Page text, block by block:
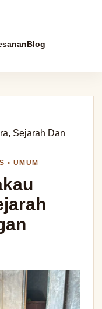
Blog
Sejarah Dan
• UMUM